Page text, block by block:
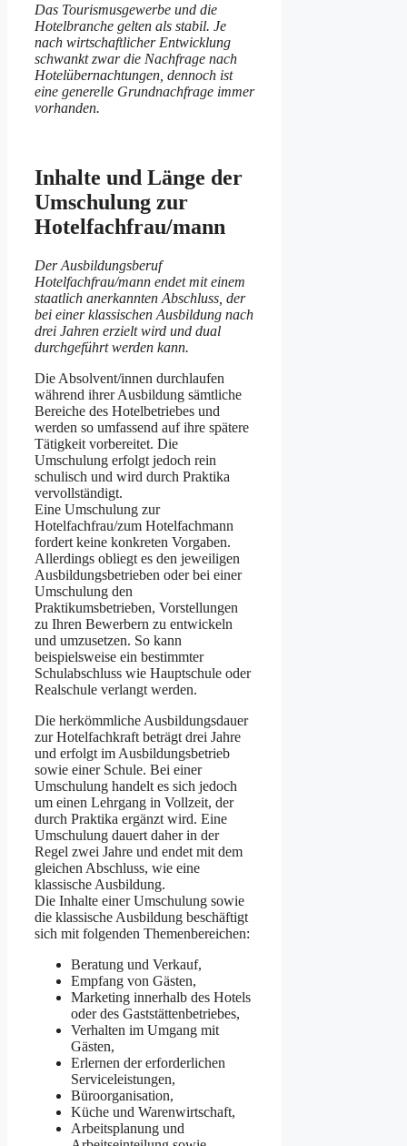
Das Tourismusgewerbe und die
Hotelbranche gelten als stabil. Je
nach wirtschaftlicher Entwicklung
schwankt zwar die Nachfrage nach
Hotelübernachtungen, dennoch ist
eine generelle Grundnachfrage immer
vorhanden.
Inhalte und Länge der
Umschulung zur
Hotelfachfrau/mann
Der Ausbildungsberuf
Hotelfachfrau/mann endet mit einem
staatlich anerkannten Abschluss, der
bei einer klassischen Ausbildung nach
drei Jahren erzielt wird und dual
durchgeführt werden kann.
Die Absolvent/innen durchlaufen
während ihrer Ausbildung sämtliche
Bereiche des Hotelbetriebes und
werden so umfassend auf ihre spätere
Tätigkeit vorbereitet. Die
Umschulung erfolgt jedoch rein
schulisch und wird durch Praktika
vervollständigt.
Eine Umschulung zur
Hotelfachfrau/zum Hotelfachmann
fordert keine konkreten Vorgaben.
Allerdings obliegt es den jeweiligen
Ausbildungsbetrieben oder bei einer
Umschulung den
Praktikumsbetrieben, Vorstellungen
zu Ihren Bewerbern zu entwickeln
und umzusetzen. So kann
beispielsweise ein bestimmter
Schulabschluss wie Hauptschule oder
Realschule verlangt werden.
Die herkömmliche Ausbildungsdauer
zur Hotelfachkraft beträgt drei Jahre
und erfolgt im Ausbildungsbetrieb
sowie einer Schule. Bei einer
Umschulung handelt es sich jedoch
um einen Lehrgang in Vollzeit, der
durch Praktika ergänzt wird. Eine
Umschulung dauert daher in der
Regel zwei Jahre und endet mit dem
gleichen Abschluss, wie eine
klassische Ausbildung.
Die Inhalte einer Umschulung sowie
die klassische Ausbildung beschäftigt
sich mit folgenden Themenbereichen:
Beratung und Verkauf,
Empfang von Gästen,
Marketing innerhalb des Hotels
oder des Gaststättenbetriebes,
Verhalten im Umgang mit
Gästen,
Erlernen der erforderlichen
Serviceleistungen,
Büroorganisation,
Küche und Warenwirtschaft,
Arbeitsplanung und